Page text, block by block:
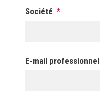
Société *
E-mail professionnel